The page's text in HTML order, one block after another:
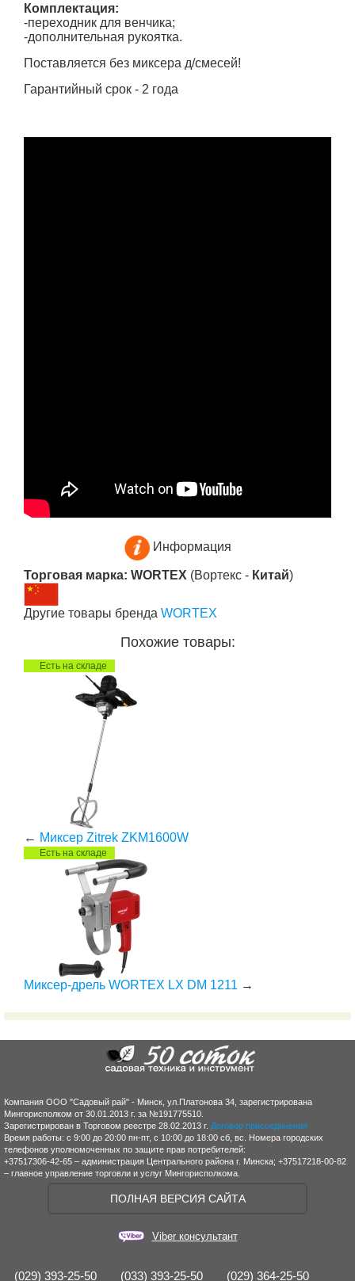
Комплектация:
-переходник для венчика;
-дополнительная рукоятка.
Поставляется без миксера д/смесей!
Гарантийный срок - 2 года
Информация
Торговая марка: WORTEX (Вортекс - Китай)
Другие товары бренда WORTEX
Похожие товары:
Есть на складе
← Миксер Zitrek ZKM1600W
Есть на складе
Миксер-дрель WORTEX LX DM 1211 →
Компания ООО "Садовый рай" - Минск, ул.Платонова 34, зарегистрирована
Мингорисполком от 30.01.2013 г. за №191775510.
Зарегистрирован в Торговом реестре 28.02.2013 г. Договор присоединения
Время работы: с 9:00 до 20:00 пн-пт, с 10:00 до 18:00 сб, вс. Номера городских
телефонов уполномоченных по защите прав потребителей:
+37517306-42-65 – администрация Центрального района г. Минска; +37517218-00-82
– главное управление торговли и услуг Мингорисполкома.
ПОЛНАЯ ВЕРСИЯ САЙТА
Viber консультант
(029) 393-25-50 (033) 393-25-50 (029) 364-25-50